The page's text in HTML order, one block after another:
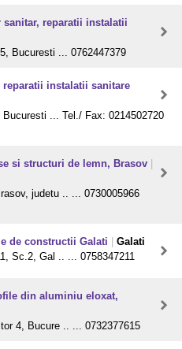
sanitar, reparatii instalatii
Bucuresti ... 0762447379
reparatii instalatii sanitare
... Tel./ Fax: 0214502720
si structuri de lemn, Brasov
judetu .. ... 0730005966
de constructii Galati
Galati
Sc.2, Gal .. ... 0758347211
din aluminiu eloxat,
4, Bucure .. ... 0732377615